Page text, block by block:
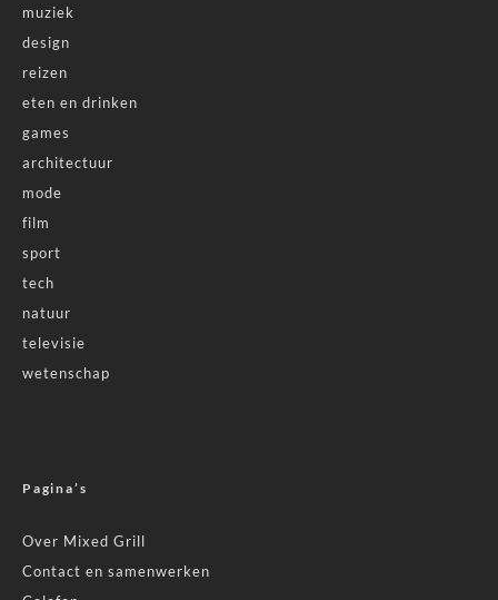
muziek
design
reizen
eten en drinken
games
architectuur
mode
film
sport
tech
natuur
televisie
wetenschap
Pagina’s
Over Mixed Grill
Contact en samenwerken